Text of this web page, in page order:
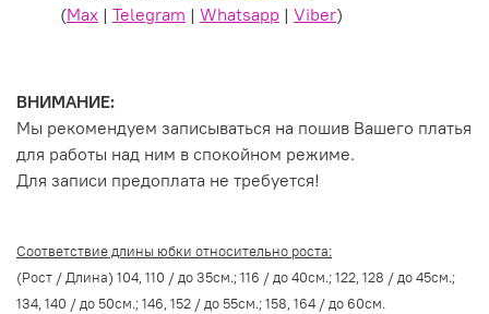
(Max | Telegram | Whatsapp | Viber)
ВНИМАНИЕ:
Мы рекомендуем записываться на пошив Вашего платья
для работы над ним в спокойном режиме.
Для записи предоплата не требуется!
Соответствие длины юбки относительно роста:
(Рост / Длина) 104, 110 / до 35см.; 116 / до 40см.; 122, 128 / до 45см.;
134, 140 / до 50см.; 146, 152 / до 55см.; 158, 164 / до 60см.